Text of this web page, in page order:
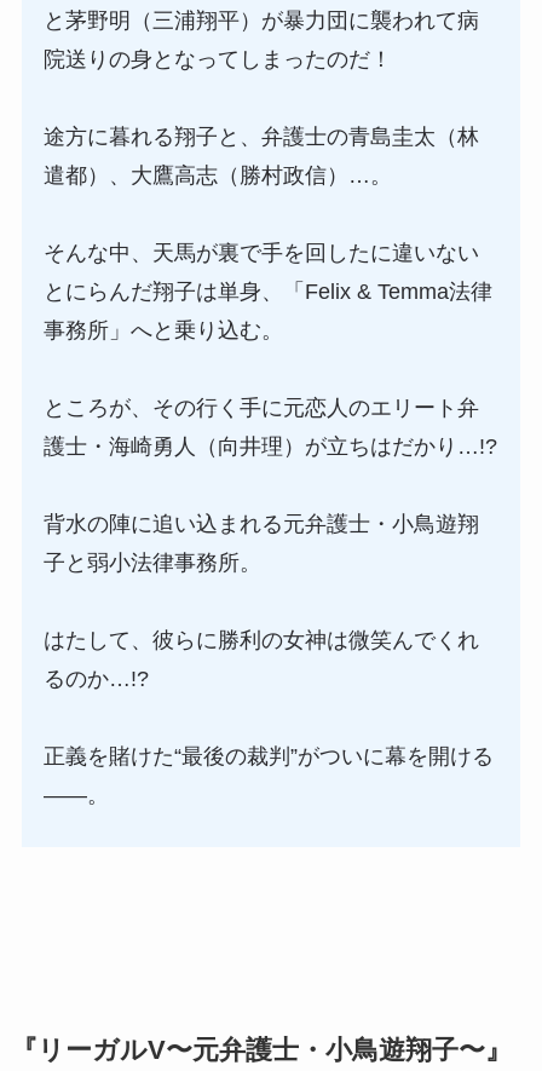
と茅野明（三浦翔平）が暴力団に襲われて病
院送りの身となってしまったのだ！
途方に暮れる翔子と、弁護士の青島圭太（林
遣都）、大鷹高志（勝村政信）…。
そんな中、天馬が裏で手を回したに違いない
とにらんだ翔子は単身、「Felix & Temma法律
事務所」へと乗り込む。
ところが、その行く手に元恋人のエリート弁
護士・海崎勇人（向井理）が立ちはだかり…!?
背水の陣に追い込まれる元弁護士・小鳥遊翔
子と弱小法律事務所。
はたして、彼らに勝利の女神は微笑んでくれ
るのか…!?
正義を賭けた“最後の裁判”がついに幕を開ける
――。
『リーガルV〜元弁護士・小鳥遊翔子〜』